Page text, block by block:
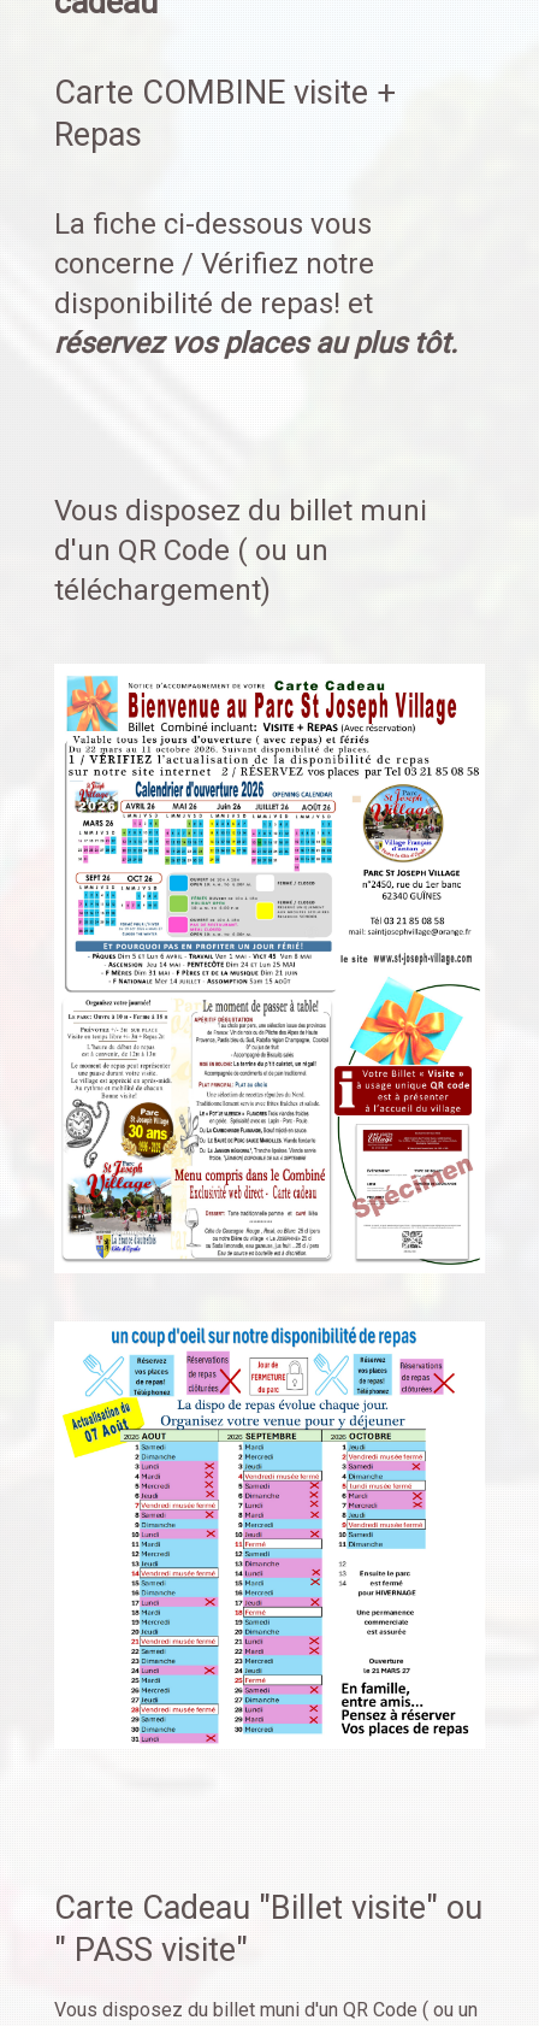
Carte COMBINE visite +
Repas
La fiche ci-dessous vous
concerne / Vérifiez notre
disponibilité de repas! et
réservez vos places au plus tôt.
Vous disposez du billet muni
d'un QR Code ( ou un
téléchargement)
Carte Cadeau "Billet visite" ou
" PASS visite"
Vous disposez du billet muni d'un QR Code ( ou un